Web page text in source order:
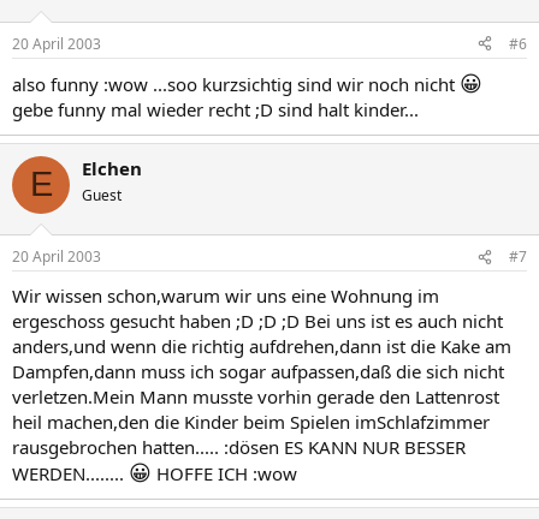
20 April 2003 #6
also funny :wow ...soo kurzsichtig sind wir noch nicht 😀
gebe funny mal wieder recht ;D sind halt kinder...
E Elchen
Guest
20 April 2003 #7
Wir wissen schon,warum wir uns eine Wohnung im
ergeschoss gesucht haben ;D ;D ;D Bei uns ist es auch nicht
anders,und wenn die richtig aufdrehen,dann ist die Kake am
Dampfen,dann muss ich sogar aufpassen,daß die sich nicht
verletzen.Mein Mann musste vorhin gerade den Lattenrost
heil machen,den die Kinder beim Spielen imSchlafzimmer
rausgebrochen hatten..... :dösen ES KANN NUR BESSER
WERDEN........ 😀 HOFFE ICH :wow